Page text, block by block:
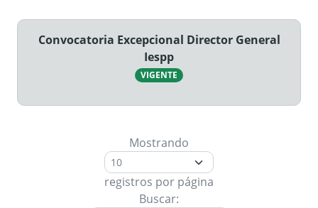
Convocatoria Excepcional Director General
Iespp
VIGENTE
Mostrando
registros por página
Buscar: